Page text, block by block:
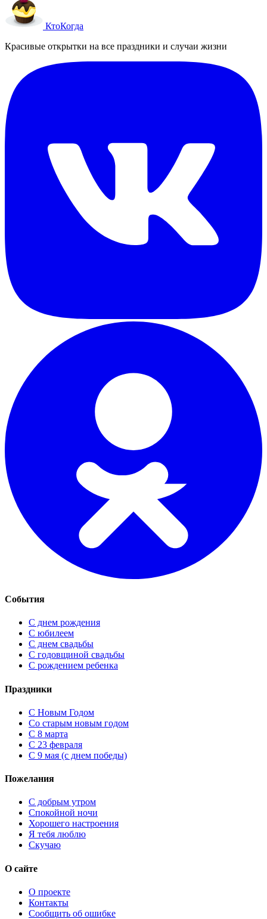
КтоКогда
Красивые открытки на все праздники и случаи жизни
События
С днем рождения
С юбилеем
С днем свадьбы
С годовщиной свадьбы
С рождением ребенка
Праздники
C Новым Годом
Cо старым новым годом
С 8 марта
С 23 февраля
С 9 мая (с днем победы)
Пожелания
С добрым утром
Спокойной ночи
Хорошего настроения
Я тебя люблю
Скучаю
О сайте
О проекте
Контакты
Сообщить об ошибке